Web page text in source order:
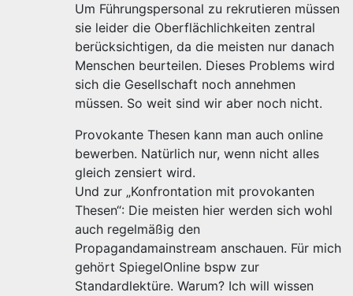
Um Führungspersonal zu rekrutieren müssen
sie leider die Oberflächlichkeiten zentral
berücksichtigen, da die meisten nur danach
Menschen beurteilen. Dieses Problems wird
sich die Gesellschaft noch annehmen
müssen. So weit sind wir aber noch nicht.
Provokante Thesen kann man auch online
bewerben. Natürlich nur, wenn nicht alles
gleich zensiert wird.
Und zur „Konfrontation mit provokanten
Thesen“: Die meisten hier werden sich wohl
auch regelmäßig den
Propagandamainstream anschauen. Für mich
gehört SpiegelOnline bspw zur
Standardlektüre. Warum? Ich will wissen